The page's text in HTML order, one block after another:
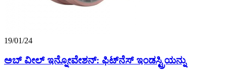
19/01/24
ಅಬ್ ವೀಲ್ ಇನ್ನೋವೇಶನ್: ಫಿಟ್‌ನೆಸ್ ಇಂಡಸ್ಟ್ರಿಯನ್ನು